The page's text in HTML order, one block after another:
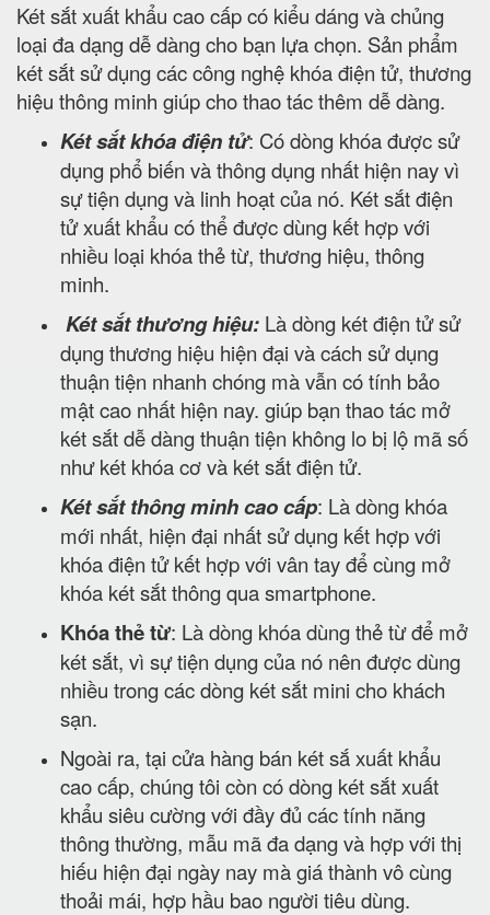
Két sắt xuất khẩu cao cấp có kiểu dáng và chủng
loại đa dạng dễ dàng cho bạn lựa chọn. Sản phẩm
két sắt sử dụng các công nghệ khóa điện tử, thương
hiệu thông minh giúp cho thao tác thêm dễ dàng.
Két sắt khóa điện tử: Có dòng khóa được sử
dụng phổ biến và thông dụng nhất hiện nay vì
sự tiện dụng và linh hoạt của nó. Két sắt điện
tử xuất khẩu có thể được dùng kết hợp với
nhiều loại khóa thẻ từ, thương hiệu, thông
minh.
Két sắt thương hiệu: Là dòng két điện tử sử
dụng thương hiệu hiện đại và cách sử dụng
thuận tiện nhanh chóng mà vẫn có tính bảo
mật cao nhất hiện nay. giúp bạn thao tác mở
két sắt dễ dàng thuận tiện không lo bị lộ mã số
như két khóa cơ và két sắt điện tử.
Két sắt thông minh cao cấp: Là dòng khóa
mới nhất, hiện đại nhất sử dụng kết hợp với
khóa điện tử kết hợp với vân tay để cùng mở
khóa két sắt thông qua smartphone.
Khóa thẻ từ: Là dòng khóa dùng thẻ từ để mở
két sắt, vì sự tiện dụng của nó nên được dùng
nhiều trong các dòng két sắt mini cho khách
sạn.
Ngoài ra, tại cửa hàng bán két sắ xuất khẩu
cao cấp, chúng tôi còn có dòng két sắt xuất
khẩu siêu cường với đầy đủ các tính năng
thông thường, mẫu mã đa dạng và hợp với thị
hiếu hiện đại ngày nay mà giá thành vô cùng
thoải mái, hợp hầu bao người tiêu dùng.